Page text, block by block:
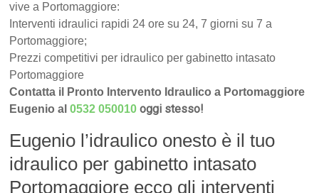
vive a Portomaggiore:
Interventi idraulici rapidi 24 ore su 24, 7 giorni su 7 a
Portomaggiore;
Prezzi competitivi per idraulico per gabinetto intasato
Portomaggiore
Contatta il Pronto Intervento Idraulico a Portomaggiore
Eugenio al0532 050010 oggi stesso!
Eugenio l’idraulico onesto è il tuo
idraulico per gabinetto intasato
Portomaggiore ecco gli interventi